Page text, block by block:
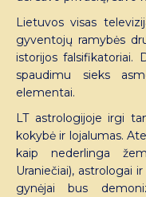
Lietuvos visas
gyventojų ramybės
istorijos falsifikatoriai.
spaudimu sieks
elementai.
LT astrologijoje irgi
kokybė ir lojalumas.
kaip nederlinga
Uraniečiai), astrologai
gynėjai bus